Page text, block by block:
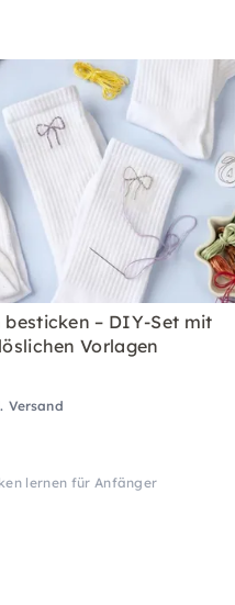
besticken – DIY-Set mit
Vorlagen
Versand
lernen für Anfänger